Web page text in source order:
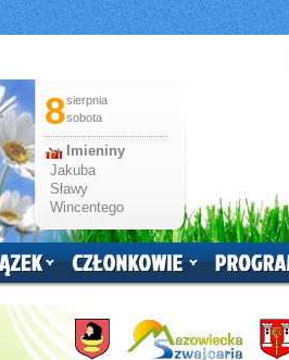
8 sierpnia
sobota
Imieniny
Jakuba
Sławy
Wincentego